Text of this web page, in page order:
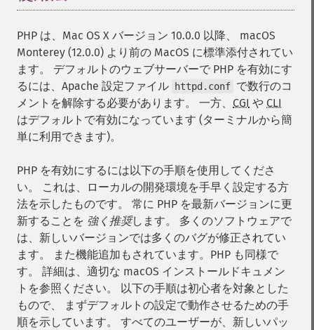
PHP は、Mac OS X バージョン 10.0.0 以降、 macOS
Monterey (12.0.0) より前の MacOS に標準添付されてい
ます。 デフォルトのウェブサーバーで PHP を有効にす
るには、Apache 設定ファイル
httpd.conf で数行のコ
メントを解除する必要があります。 一方、 CGI や CLI
はデフォルトで有効になっています (ターミナルから簡
単に利用できます)。
PHP を有効にするには以下の手順を使用してくださ
い。 これは、ローカルの開発環境を手早く設定する方
法を示したものです。 常に PHP を最新バージョンに更
新することを 強く推奨します。 多くのソフトウェアで
は、新しいバージョンでは多くのバグが修正されてい
ます。 また機能追加もされています。PHP も同様で
す。 詳細は、適切な macOS インストールドキュメン
トを参照ください。 以下の手順は初心者を対象とした
もので、 まずデフォルトの設定で動作させるための手
順を示しています。 すべてのユーザーが、新しいパッ